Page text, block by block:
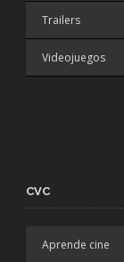
Trailers
Videojuegos
CVC
Aprende cine